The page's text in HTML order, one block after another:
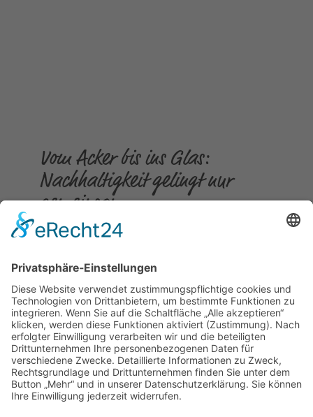
Vom Acker bis ins Glas:
Nachhaltigkeit gelingt nur
gemeinsam
Gepostet am23.07.2026